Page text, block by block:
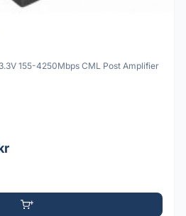
155-4250Mbps CML Post Amplifier